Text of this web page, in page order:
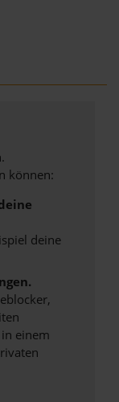
können:
deine
einem